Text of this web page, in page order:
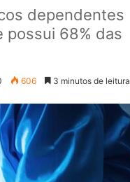
dependentes
possui 68% das
606 3 minutos de leitura